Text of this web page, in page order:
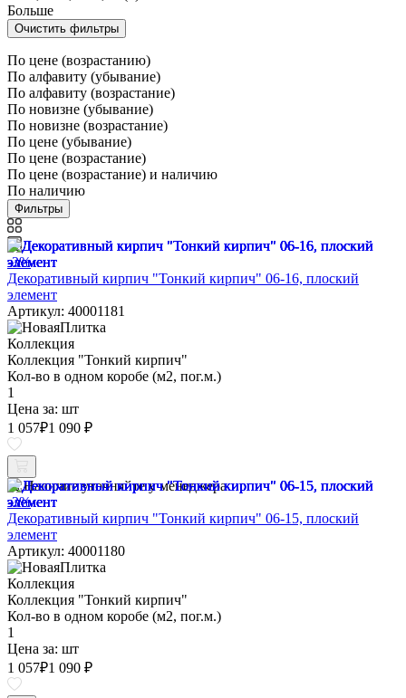
Больше
По цене (возрастанию)
По алфавиту (убывание)
По алфавиту (возрастание)
По новизне (убывание)
По новизне (возрастание)
По цене (убывание)
По цене (возрастание)
По цене (возрастание) и наличию
По наличию
Фильтры
-3%
Декоративный кирпич "Тонкий кирпич" 06-16, плоский
элемент
Артикул: 40001181
Коллекция
Коллекция "Тонкий кирпич"
Кол-во в одном коробе (м2, пог.м.)
1
Цена за: шт
1 057₽1 090 ₽
Наличие уточняйте у менеджера
-3%
Декоративный кирпич "Тонкий кирпич" 06-15, плоский
элемент
Артикул: 40001180
Коллекция
Коллекция "Тонкий кирпич"
Кол-во в одном коробе (м2, пог.м.)
1
Цена за: шт
1 057₽1 090 ₽